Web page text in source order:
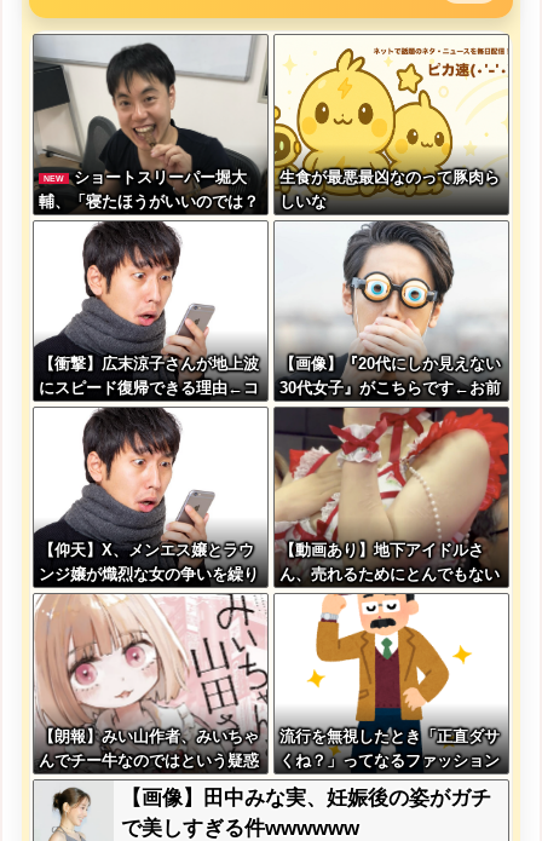
NEW
ショートスリーパー堀大
輔、「寝たほうがいいのでは？
のコメントにブチギレ
生食が最悪最凶なのって豚肉ら
しいな
【衝撃】広末涼子さんが地上波
にスピード復帰できる理由←コ
レ、誰にも分からない模様w w
w w w w w w
【画像】『20代にしか見えない
30代女子』がこちらです←お前
らから見てどう？？？？？？？
【仰天】X、メンエス嬢とラウ
ンジ嬢が熾烈な女の争いを繰り
広げ対戦型になってしまうw w
w w w w w w
【動画あり】地下アイドルさ
ん、売れるためにとんでもない
格好でここまでしなきゃいけな
いと判明ｗｗｗｗｗ
【朗報】みい山作者、みいちゃ
んでチー牛なのではという疑惑
が生まれるwwwwwww
流行を無視したとき「正直ダサ
くね？」ってなるファッション
上げてけ
【画像】田中みな実、妊娠後の姿がガチ
で美しすぎる件wwwwww